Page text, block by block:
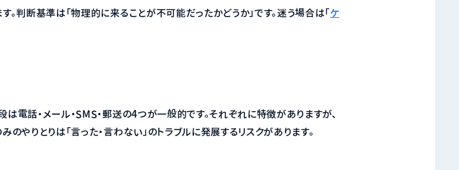
。判断基準は「物理的に来ることが不可能だったかどうか」です。迷う場合は「ケ
電話・メール・SMS・郵送の4つが一般的です。それぞれに特徴がありますが、
やりとりは「言った・言わない」のトラブルに発展するリスクがあります。